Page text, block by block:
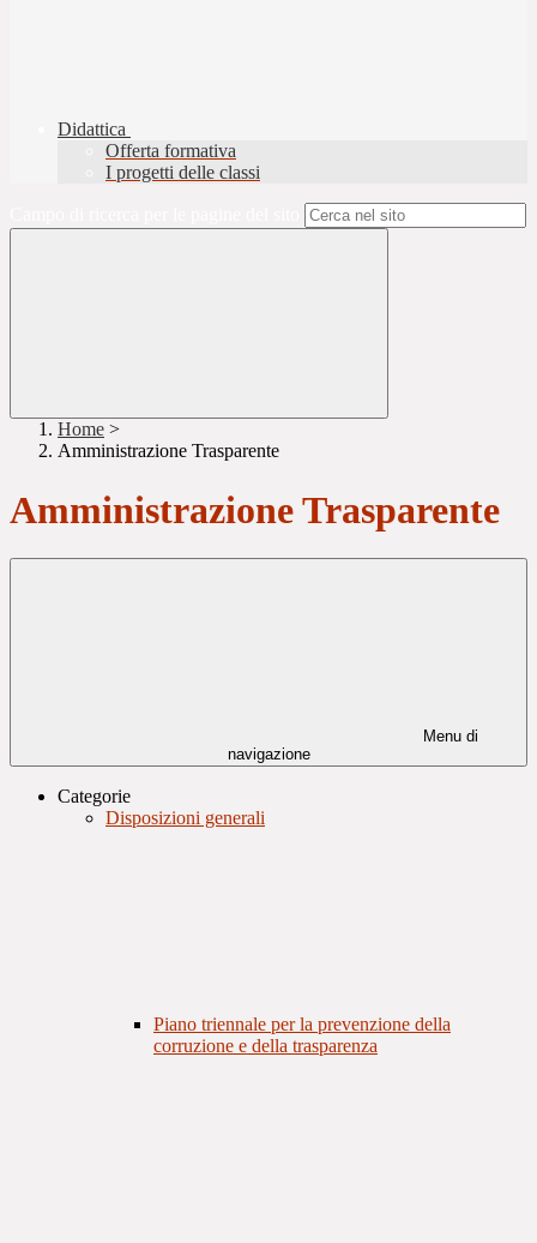
Didattica
Offerta formativa
I progetti delle classi
Home >
Amministrazione Trasparente
Amministrazione Trasparente
Menu di
navigazione
Categorie
Disposizioni generali
Piano triennale per la prevenzione della
corruzione e della trasparenza